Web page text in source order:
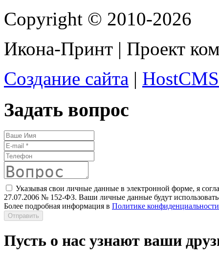
Copyright © 2010-2026
Икона-Принт | Проект
Создание сайта | HostCMS
Задать вопрос
Указывая свои личные данные в электронной форме, я
27.07.2006 № 152-ФЗ. Ваши личные данные будут
Более подробная информация в Политике конфиденциальности
Отправить
Пусть о нас узнают ваши